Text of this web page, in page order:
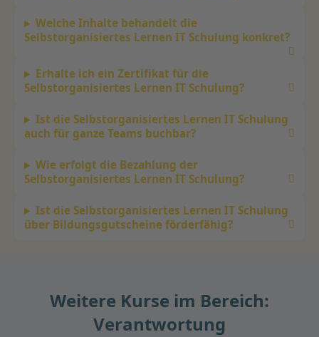
Welche Inhalte behandelt die
Selbstorganisiertes Lernen IT Schulung konkret?
Erhalte ich ein Zertifikat für die
Selbstorganisiertes Lernen IT Schulung?
Ist die Selbstorganisiertes Lernen IT Schulung
auch für ganze Teams buchbar?
Wie erfolgt die Bezahlung der
Selbstorganisiertes Lernen IT Schulung?
Ist die Selbstorganisiertes Lernen IT Schulung
über Bildungsgutscheine förderfähig?
Weitere Kurse im Bereich:
Verantwortung